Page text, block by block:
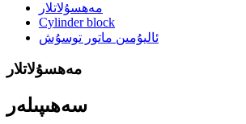
مەھسۇلاتلار
Cylinder block
ئاليۇمىن ماتور توسۇش
مەھسۇلاتلار
سەھىپىلەر